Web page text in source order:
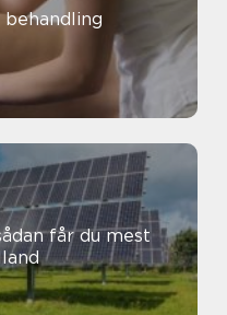
behandling
får du mest